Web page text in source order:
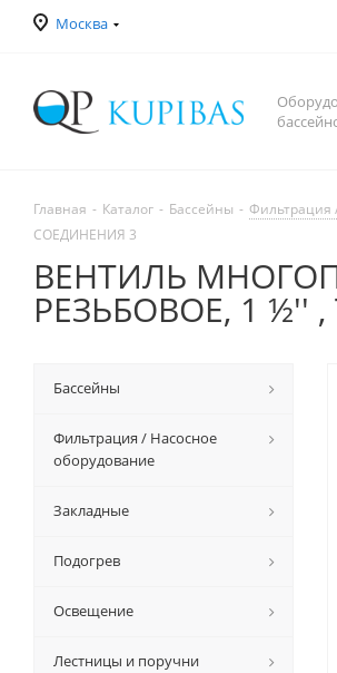
Москва
Главная - Каталог - Бассейны - Фильтрация
СОЕДИНЕНИЯ 3
ВЕНТИЛЬ
РЕЗЬБОВОЕ, 1 ½''
Бассейны
Фильтрация / Насосное
оборудование
Закладные
Подогрев
Освещение
Лестницы и поручни